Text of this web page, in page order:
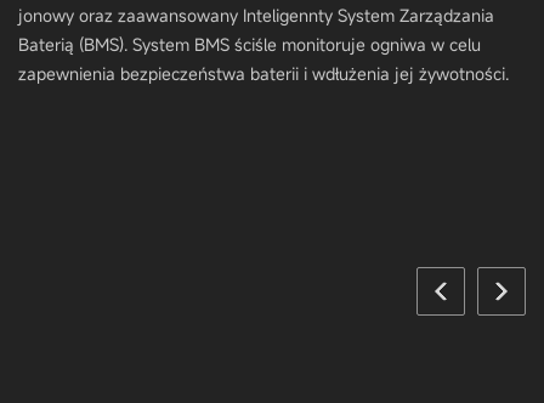
jonowy oraz zaawansowany Inteligennty System Zarządzania
Baterią (BMS). System BMS ściśle monitoruje ogniwa w celu
zapewnienia bezpieczeństwa baterii i wdłużenia jej żywotności.